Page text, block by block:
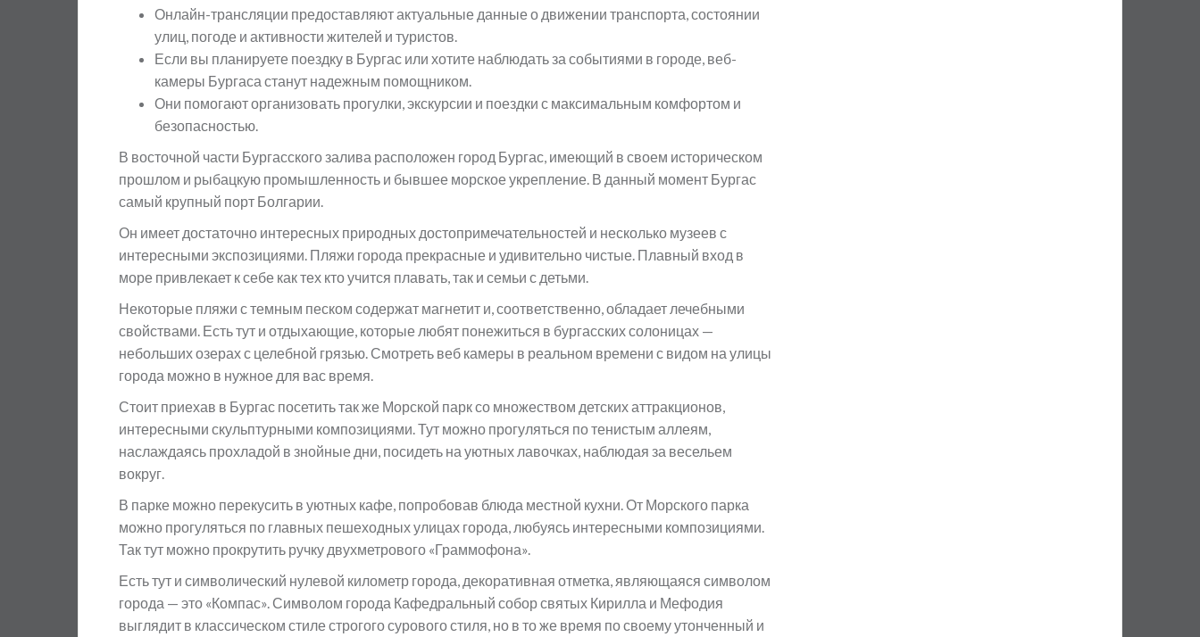
Онлайн-трансляции предоставляют актуальные данные о движении транспорта, состоянии
улиц, погоде и активности жителей и туристов.
Если вы планируете поездку в Бургас или хотите наблюдать за событиями в городе, веб-
камеры Бургаса станут надежным помощником.
Они помогают организовать прогулки, экскурсии и поездки с максимальным комфортом и
безопасностью.
В восточной части Бургасского залива расположен город Бургас, имеющий в своем историческом
прошлом и рыбацкую промышленность и бывшее морское укрепление. В данный момент Бургас
самый крупный порт Болгарии.
Он имеет достаточно интересных природных достопримечательностей и несколько музеев с
интересными экспозициями. Пляжи города прекрасные и удивительно чистые. Плавный вход в
море привлекает к себе как тех кто учится плавать, так и семьи с детьми.
Некоторые пляжи с темным песком содержат магнетит и, соответственно, обладает лечебными
свойствами. Есть тут и отдыхающие, которые любят понежиться в бургасских солоницах —
небольших озерах с целебной грязью. Смотреть веб камеры в реальном времени с видом на улицы
города можно в нужное для вас время.
Стоит приехав в Бургас посетить так же Морской парк со множеством детских аттракционов,
интересными скульптурными композициями. Тут можно прогуляться по тенистым аллеям,
наслаждаясь прохладой в знойные дни, посидеть на уютных лавочках, наблюдая за весельем
вокруг.
В парке можно перекусить в уютных кафе, попробовав блюда местной кухни. От Морского парка
можно прогуляться по главных пешеходных улицах города, любуясь интересными композициями.
Так тут можно прокрутить ручку двухметрового «Граммофона».
Есть тут и символический нулевой километр города, декоративная отметка, являющаяся символом
города — это «Компас». Символом города Кафедральный собор святых Кирилла и Мефодия
выглядит в классическом стиле строгого сурового стиля, но в то же время по своему утонченный и